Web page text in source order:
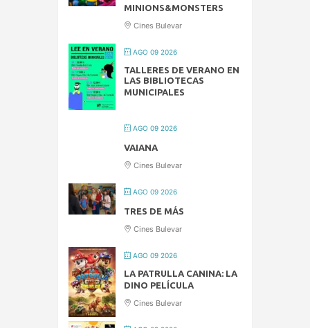
MINIONS&MONSTERS
Cines Bulevar
AGO 09 2026
TALLERES DE VERANO EN
LAS BIBLIOTECAS
MUNICIPALES
AGO 09 2026
VAIANA
Cines Bulevar
AGO 09 2026
TRES DE MÁS
Cines Bulevar
AGO 09 2026
LA PATRULLA CANINA: LA
DINO PELÍCULA
Cines Bulevar